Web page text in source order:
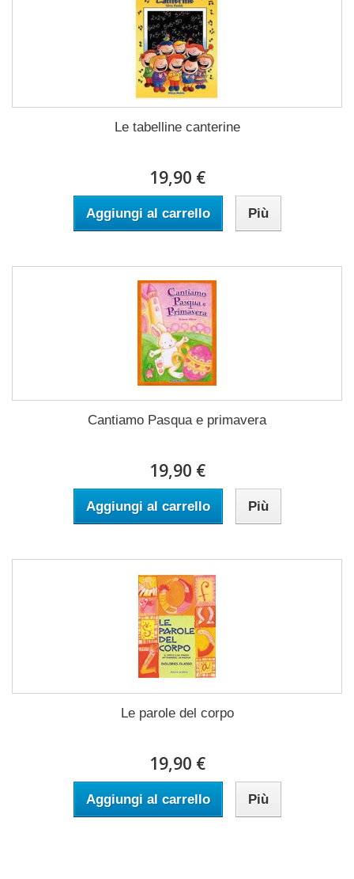
Le tabelline canterine
19,90 €
Aggiungi al carrello Più
Cantiamo Pasqua e primavera
19,90 €
Aggiungi al carrello Più
Le parole del corpo
19,90 €
Aggiungi al carrello Più